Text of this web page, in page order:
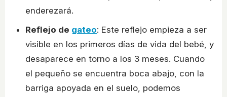
enderezará.
Reflejo de gateo: Este reflejo empieza a ser
visible en los primeros días de vida del bebé, y
desaparece en torno a los 3 meses. Cuando
el pequeño se encuentra boca abajo, con la
barriga apoyada en el suelo, podemos